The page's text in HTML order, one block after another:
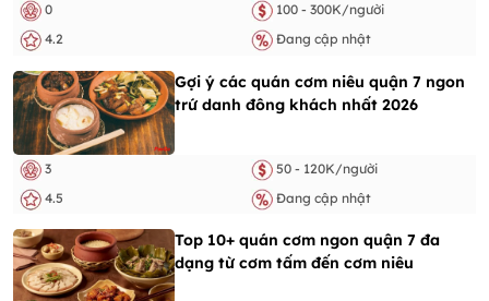
0
100 - 300K/người
4.2
Đang cập nhật
Gợi ý các quán cơm niêu quận 7 ngon
trứ danh đông khách nhất 2026
3
50 - 120K/người
4.5
Đang cập nhật
Top 10+ quán cơm ngon quận 7 đa
dạng từ cơm tấm đến cơm niêu